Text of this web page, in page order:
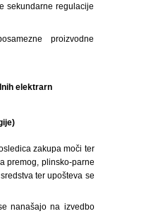
sekundarne regulacije
proizvodne
elektrarn
zakupa moči ter
premog, plinsko-parne
ter upošteva se
nanašajo na izvedbo